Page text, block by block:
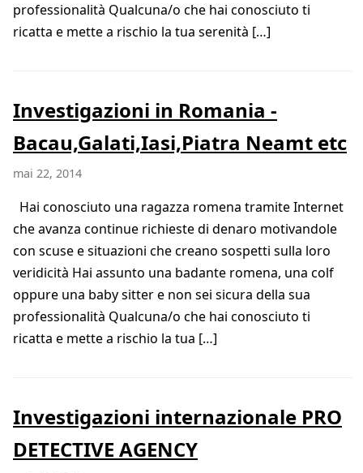
professionalità Qualcuna/o che hai conosciuto ti
ricatta e mette a rischio la tua serenità […]
Investigazioni in Romania -
Bacau,Galati,Iasi,Piatra Neamt etc
mai 22, 2014
Hai conosciuto una ragazza romena tramite Internet
che avanza continue richieste di denaro motivandole
con scuse e situazioni che creano sospetti sulla loro
veridicità Hai assunto una badante romena, una colf
oppure una baby sitter e non sei sicura della sua
professionalità Qualcuna/o che hai conosciuto ti
ricatta e mette a rischio la tua […]
Investigazioni internazionale PRO
DETECTIVE AGENCY